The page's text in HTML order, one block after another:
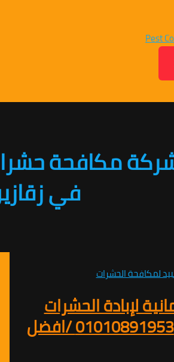
مكافحة حشرات
في زقازيق
الحشرات
فى زقازيق 01010891953 /افضل